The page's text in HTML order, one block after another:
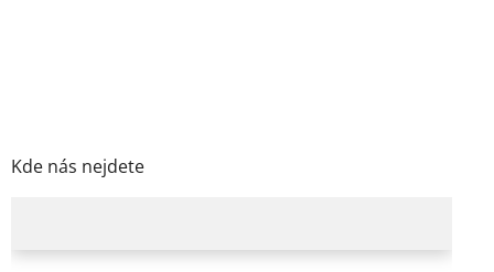
Kde nás nejdete